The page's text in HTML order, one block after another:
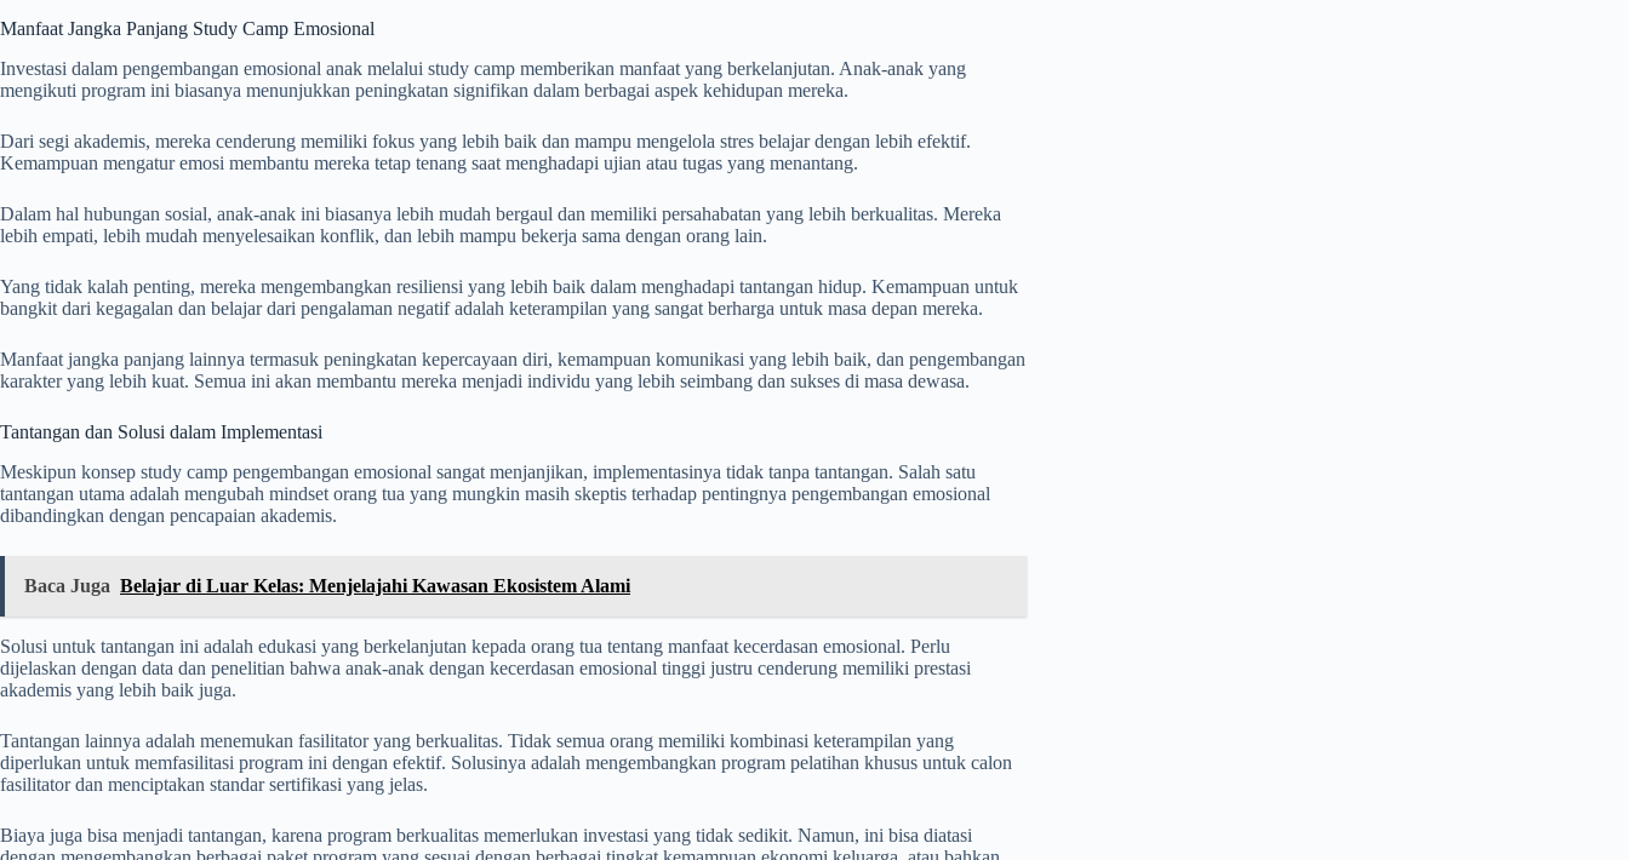
Manfaat Jangka Panjang Study Camp Emosional
Investasi dalam pengembangan emosional anak melalui study camp memberikan manfaat yang berkelanjutan. Anak-anak yang
mengikuti program ini biasanya menunjukkan peningkatan signifikan dalam berbagai aspek kehidupan mereka.
Dari segi akademis, mereka cenderung memiliki fokus yang lebih baik dan mampu mengelola stres belajar dengan lebih efektif.
Kemampuan mengatur emosi membantu mereka tetap tenang saat menghadapi ujian atau tugas yang menantang.
Dalam hal hubungan sosial, anak-anak ini biasanya lebih mudah bergaul dan memiliki persahabatan yang lebih berkualitas. Mereka
lebih empati, lebih mudah menyelesaikan konflik, dan lebih mampu bekerja sama dengan orang lain.
Yang tidak kalah penting, mereka mengembangkan resiliensi yang lebih baik dalam menghadapi tantangan hidup. Kemampuan untuk
bangkit dari kegagalan dan belajar dari pengalaman negatif adalah keterampilan yang sangat berharga untuk masa depan mereka.
Manfaat jangka panjang lainnya termasuk peningkatan kepercayaan diri, kemampuan komunikasi yang lebih baik, dan pengembangan
karakter yang lebih kuat. Semua ini akan membantu mereka menjadi individu yang lebih seimbang dan sukses di masa dewasa.
Tantangan dan Solusi dalam Implementasi
Meskipun konsep study camp pengembangan emosional sangat menjanjikan, implementasinya tidak tanpa tantangan. Salah satu
tantangan utama adalah mengubah mindset orang tua yang mungkin masih skeptis terhadap pentingnya pengembangan emosional
dibandingkan dengan pencapaian akademis.
Baca Juga Belajar di Luar Kelas: Menjelajahi Kawasan Ekosistem Alami
Solusi untuk tantangan ini adalah edukasi yang berkelanjutan kepada orang tua tentang manfaat kecerdasan emosional. Perlu
dijelaskan dengan data dan penelitian bahwa anak-anak dengan kecerdasan emosional tinggi justru cenderung memiliki prestasi
akademis yang lebih baik juga.
Tantangan lainnya adalah menemukan fasilitator yang berkualitas. Tidak semua orang memiliki kombinasi keterampilan yang
diperlukan untuk memfasilitasi program ini dengan efektif. Solusinya adalah mengembangkan program pelatihan khusus untuk calon
fasilitator dan menciptakan standar sertifikasi yang jelas.
Biaya juga bisa menjadi tantangan, karena program berkualitas memerlukan investasi yang tidak sedikit. Namun, ini bisa diatasi